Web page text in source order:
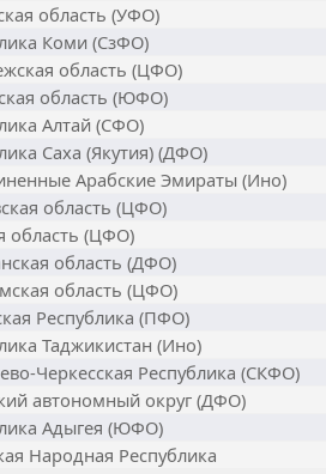
область (УФО)
Коми (СзФО)
область (ЦФО)
область (ЮФО)
Алтай (СФО)
Саха (Якутия) (ДФО)
Арабские Эмираты (Ино)
область (ЦФО)
область (ЦФО)
область (ДФО)
область (ЦФО)
Республика (ПФО)
Таджикистан (Ино)
Черкесская Республика (СКФО)
автономный округ (ДФО)
Адыгея (ЮФО)
Народная Республика